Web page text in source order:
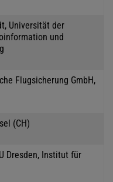
Universität der
und
Flugsicherung GmbH,
(CH)
Dresden, Institut für